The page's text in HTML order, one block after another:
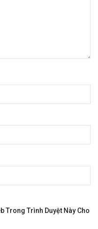
Trong Trình Duyệt Này Cho